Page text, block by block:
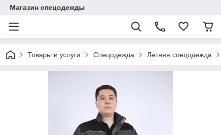
Магазин спецодежды
Товары и услуги Спецодежда Летняя спецодежда